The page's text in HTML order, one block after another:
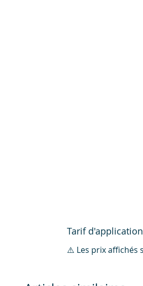
Tarif d'application
⚠️ Les prix affichés